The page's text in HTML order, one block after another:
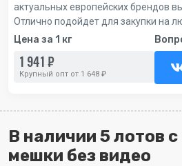
актуальных европейских брендов
Отлично подойдет для закупки на
Цена за 1 кг
1 941 ₽
Крупный опт от 1 648 ₽
В наличии 5 лотов
мешки без видео